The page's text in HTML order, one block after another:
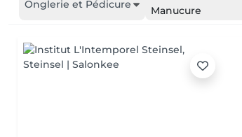
Onglerie et Pédicure Manucure